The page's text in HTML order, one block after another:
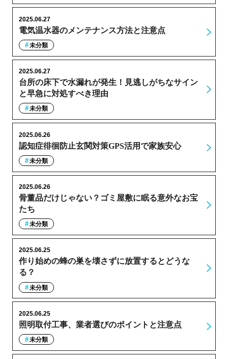
電気温水器のメンテナンス方法と注意点
2025.06.27
未分類
台所の床下で水漏れが発生！見逃しがちなサイン
と早急に対処すべき理由
2025.06.27
未分類
認知症徘徊防止玄関対策GPS活用で家族安心
2025.06.26
未分類
骨董品だけじゃない？ゴミ屋敷に眠る意外なお宝
たち
2025.06.26
未分類
作り始めの蜂の巣を壊さずに放置するとどうな
る？
2025.06.25
未分類
照明取付工事、業者選びのポイントと注意点
2025.06.25
未分類